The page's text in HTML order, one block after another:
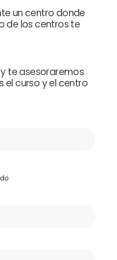
un centro donde
de los centros te
te asesoraremos
el curso y el centro